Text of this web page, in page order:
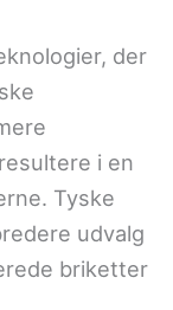
der
i en
Tyske
udvalg
briketter